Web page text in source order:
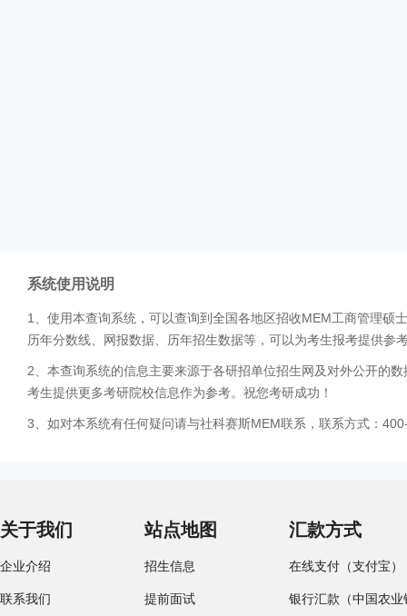
系统使用说明
1、使用本查询系统，可以查询到全国各地区招收MEM工商管理硕
历年分数线、网报数据、历年招生数据等，可以为考生报考提供参
2、本查询系统的信息主要来源于各研招单位招生网及对外公开的
考生提供更多考研院校信息作为参考。祝您考研成功！
3、如对本系统有任何疑问请与社科赛斯MEM联系，联系方式：
关于我们
企业介绍
联系我们
站点地图
招生信息
提前面试
汇款方式
在线支付（支付宝）
银行汇款（中国农业